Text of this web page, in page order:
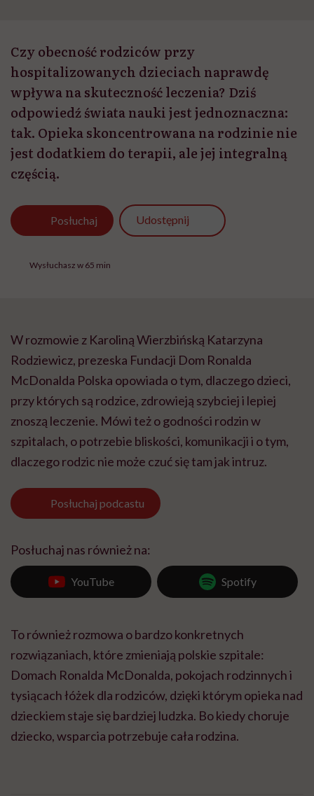
Czy obecność rodziców przy
hospitalizowanych dzieciach naprawdę
wpływa na skuteczność leczenia? Dziś
odpowiedź świata nauki jest jednoznaczna:
tak. Opieka skoncentrowana na rodzinie nie
jest dodatkiem do terapii, ale jej integralną
częścią.
Posłuchaj Udostępnij
Wysłuchasz w 65 min
W rozmowie z Karoliną Wierzbińską Katarzyna
Rodziewicz, prezeska Fundacji Dom Ronalda
McDonalda Polska opowiada o tym, dlaczego dzieci,
przy których są rodzice, zdrowieją szybciej i lepiej
znoszą leczenie. Mówi też o godności rodzin w
szpitalach, o potrzebie bliskości, komunikacji i o tym,
dlaczego rodzic nie może czuć się tam jak intruz.
Posłuchaj podcastu
Posłuchaj nas również na:
YouTube Spotify
To również rozmowa o bardzo konkretnych
rozwiązaniach, które zmieniają polskie szpitale:
Domach Ronalda McDonalda, pokojach rodzinnych i
tysiącach łóżek dla rodziców, dzięki którym opieka nad
dzieckiem staje się bardziej ludzka. Bo kiedy choruje
dziecko, wsparcia potrzebuje cała rodzina.